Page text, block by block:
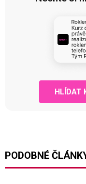
HLÍDAT
PODOBNÉ